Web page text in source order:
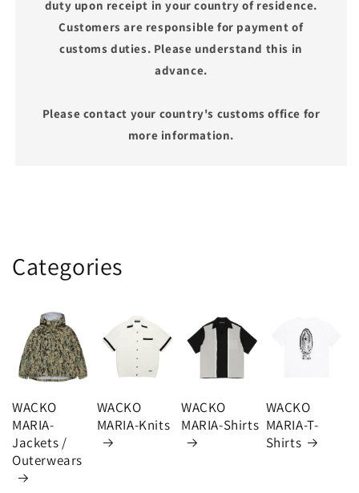
duty upon receipt in your country of residence.
Customers are responsible for payment of
customs duties. Please understand this in
advance.
Please contact your country's customs office for
more information.
Categories
WACKO
MARIA-
Jackets /
Outerwears
WACKO
MARIA-Knits
WACKO
MARIA-Shirts
WACKO
MARIA-T-
Shirts